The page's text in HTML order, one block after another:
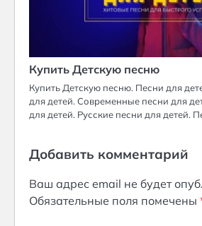
Купить Детскую песню
Купить Детскую песню. Песни для
для детей. Современные песни для
для детей. Русские песни для детей.
Добавить комментарий
Ваш адрес email не будет
Обязательные поля помечены